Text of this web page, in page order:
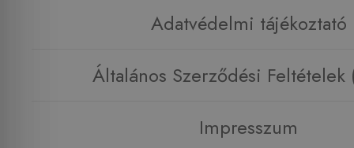
Adatvédelmi tájékoztató
Általános Szerződési Feltételek
Impresszum